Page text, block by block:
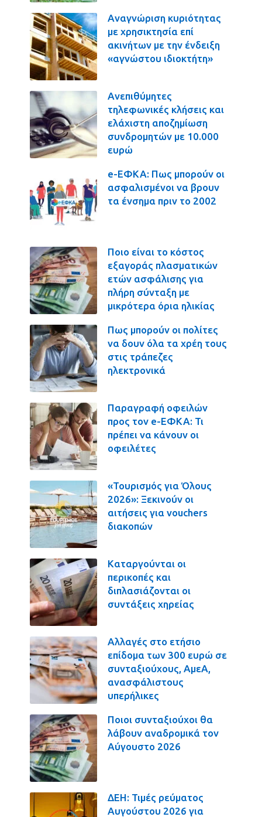
Αναγνώριση κυριότητας
με χρησικτησία επί
ακινήτων με την ένδειξη
«αγνώστου ιδιοκτήτη»
Ανεπιθύμητες
τηλεφωνικές κλήσεις και
ελάχιστη αποζημίωση
συνδρομητών με 10.000
ευρώ
e-ΕΦΚΑ: Πως μπορούν οι
ασφαλισμένοι να βρουν
τα ένσημα πριν το 2002
Ποιο είναι το κόστος
εξαγοράς πλασματικών
ετών ασφάλισης για
πλήρη σύνταξη με
μικρότερα όρια ηλικίας
Πως μπορούν οι πολίτες
να δουν όλα τα χρέη τους
στις τράπεζες
ηλεκτρονικά
Παραγραφή οφειλών
προς τον e-ΕΦΚΑ: Τι
πρέπει να κάνουν οι
οφειλέτες
«Τουρισμός για Όλους
2026»: Ξεκινούν οι
αιτήσεις για vouchers
διακοπών
Καταργούνται οι
περικοπές και
διπλασιάζονται οι
συντάξεις χηρείας
Αλλαγές στο ετήσιο
επίδομα των 300 ευρώ σε
συνταξιούχους, ΑμεΑ,
ανασφάλιστους
υπερήλικες
Ποιοι συνταξιούχοι θα
λάβουν αναδρομικά τον
Αύγουστο 2026
ΔΕΗ: Τιμές ρεύματος
Αυγούστου 2026 για